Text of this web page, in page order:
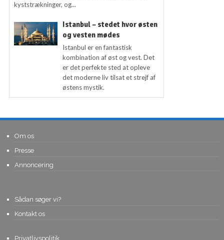
kyststrækninger, og...
Istanbul – stedet hvor østen
og vesten mødes
Istanbul er en fantastisk
kombination af øst og vest. Det
er det perfekte sted at opleve
det moderne liv tilsat et strejf af
østens mystik.
Om os
Presse
Annoncering
Sådan søger vi?
Kontakt os
Privatlivspolitik